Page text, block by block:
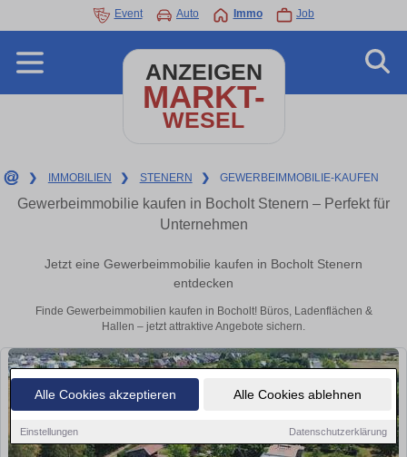
Alle Cookies akzeptieren Alle Cookies ablehnen
Einstellungen Datenschutzerklärung
Event Auto Immo Job
ANZEIGEN
MARKT-
WESEL
❯ IMMOBILIEN ❯ STENERN ❯ GEWERBEIMMOBILIE-KAUFEN
Gewerbeimmobilie kaufen in Bocholt Stenern – Perfekt für
Unternehmen
Jetzt eine Gewerbeimmobilie kaufen in Bocholt Stenern
entdecken
Finde Gewerbeimmobilien kaufen in Bocholt! Büros, Ladenflächen &
Hallen – jetzt attraktive Angebote sichern.